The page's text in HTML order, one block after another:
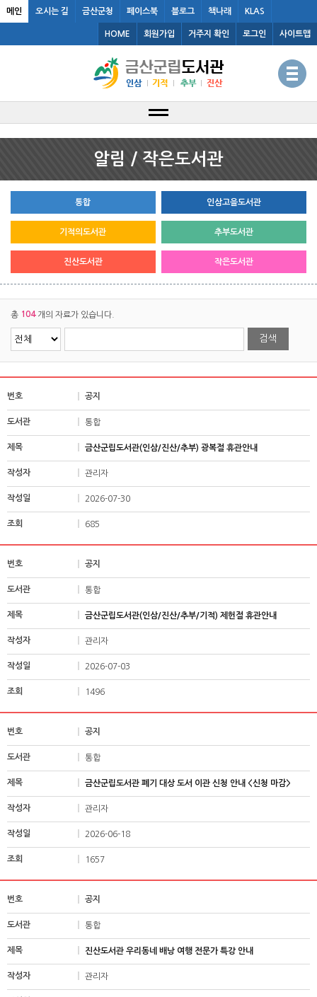
메인 오시는 길 금산군청 페이스북 블로그 책나래 KLAS
HOME 회원가입 거주지 확인 로그인 사이트맵
알림 / 작은도서관
통합 인삼고을도서관
기적의도서관 추부도서관
진산도서관 작은도서관
총 104개의 자료가 있습니다.
공지
통합
금산군립도서관(인삼/진산/추부) 광복절 휴관안내
관리자
2026-07-30
685
공지
통합
금산군립도서관(인삼/진산/추부/기적) 제헌절 휴관안내
관리자
2026-07-03
1496
공지
통합
금산군립도서관 폐기 대상 도서 이관 신청 안내 <신청 마감>
관리자
2026-06-18
1657
공지
통합
진산도서관 우리동네 배낭 여행 전문가 특강 안내
관리자